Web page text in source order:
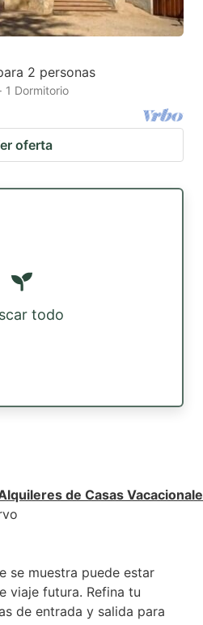
2 personas
1 Dormitorio
oferta
todo
de Casas
se muestra puede estar
viaje futura. Refina tu
de entrada y salida para